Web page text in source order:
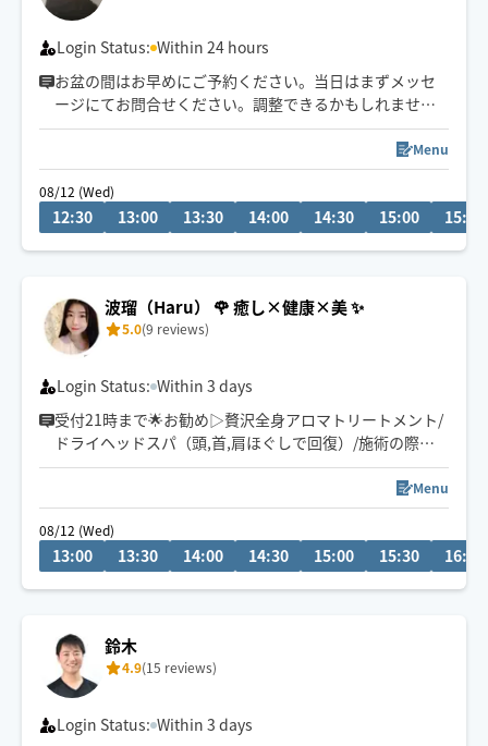
Login Status: Within 24 hours
お盆の間はお早めにご予約ください。当日はまずメッセ
ージにてお問合せください。調整できるかもしれません
日頃の疲れをゆっくりほぐします😊
お客様にあったオーダーメイドオールハンド施術です✨
1度ご指名ください😊お時間等要相談出来ます✨
⚠️全て交通機関利用
Menu
08/12 (Wed)
12:30 13:00 13:30 14:00 14:30 15:00 15:30
波瑠（Haru） 🌹 癒し×健康×美 ✨
5.0(9 reviews)
Login Status: Within 3 days
受付21時まで🌟お勧め▷贅沢全身アロマトリートメント/
ドライヘッドスパ（頭,首,肩ほぐしで回復）/施術の際は
しっかりお客さまにヒアリングを行い、お悩みに即した
施術中はご返信遅れることがございます🙇‍♀️
Menu
08/12 (Wed)
13:00 13:30 14:00 14:30 15:00 15:30 16:00
鈴木
4.9(15 reviews)
Login Status: Within 3 days